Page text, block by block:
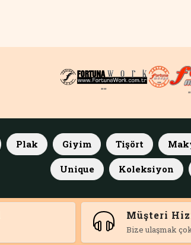
""
Plak Giyim Tişört
Unique Koleksiyon
Müşteri
Bize ulaşmak